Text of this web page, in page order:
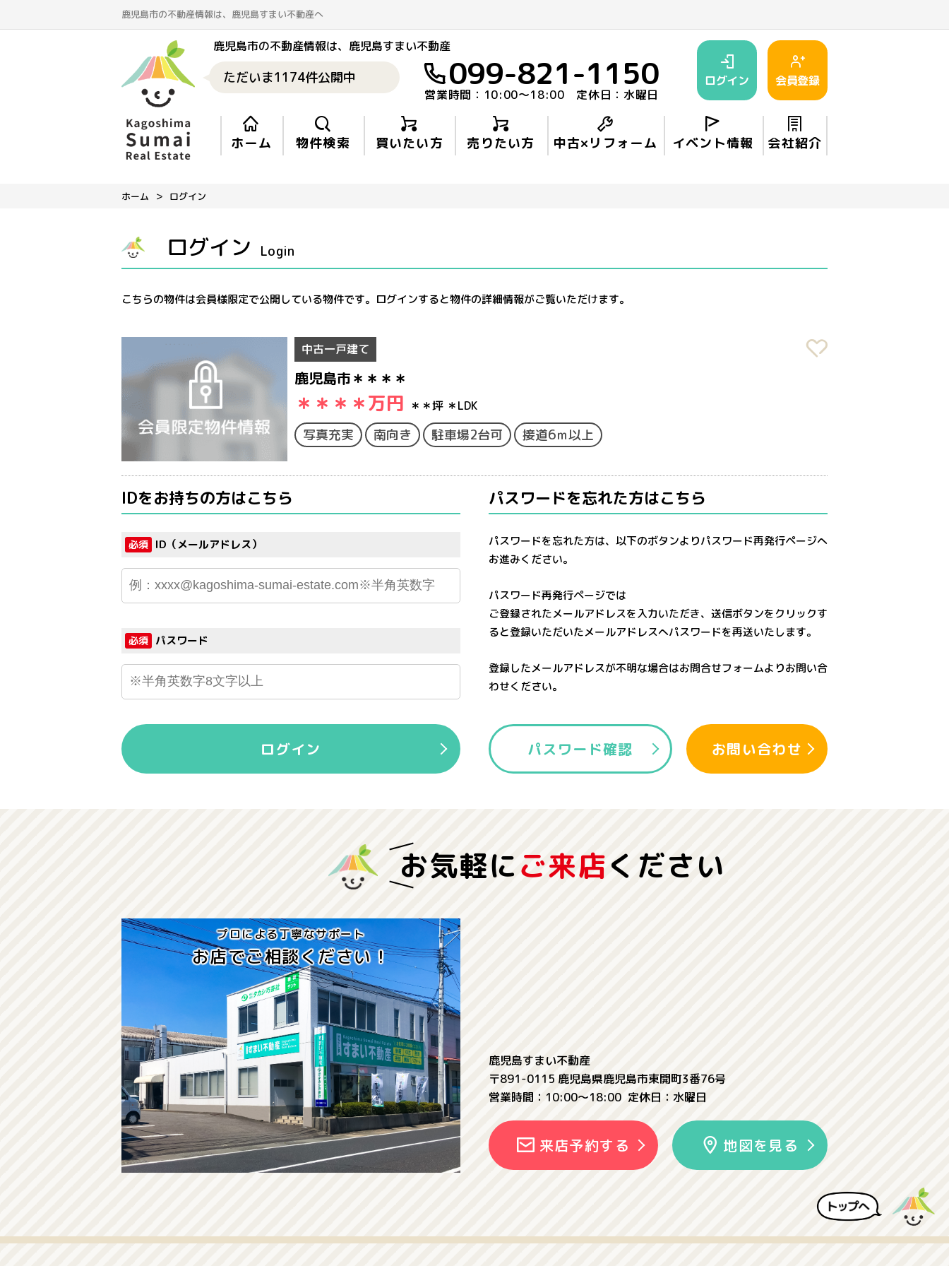
鹿児島市の不動産情報は、鹿児島すまい不動産へ
鹿児島市の不動産情報は、鹿児島すまい不動産
ただいま1174件公開中 099-821-1150
営業時間：10:00〜18:00 定休日：水曜日
ログイン 会員登録
ホーム 物件検索 買いたい方 売りたい方 中古×リフォーム イベント情報 会社紹介
ホーム ログイン
ログイン Login
こちらの物件は会員様限定で公開している物件です。ログインすると物件の詳細情報がご覧いただけます。
中古一戸建て
鹿児島市＊＊＊＊
＊＊＊＊万円 ＊＊坪 ＊LDK
写真充実 南向き 駐車場2台可 接道6ｍ以上
IDをお持ちの方はこちら
必須 ID（メールアドレス）
必須 パスワード
ログイン
パスワードを忘れた方はこちら
パスワードを忘れた方は、以下のボタンよりパスワード再発行ページへ
お進みください。
パスワード再発行ページでは
ご登録されたメールアドレスを入力いただき、送信ボタンをクリックす
ると登録いただいたメールアドレスへパスワードを再送いたします。
登録したメールアドレスが不明な場合はお問合せフォームよりお問い合
わせください。
パスワード確認 お問い合わせ
お気軽にご来店ください
プロによる丁寧なサポート
お店でご相談ください！
鹿児島すまい不動産
〒891-0115 鹿児島県鹿児島市東開町3番76号
営業時間：10:00〜18:00 定休日：水曜日
地図を見る
来店予約する